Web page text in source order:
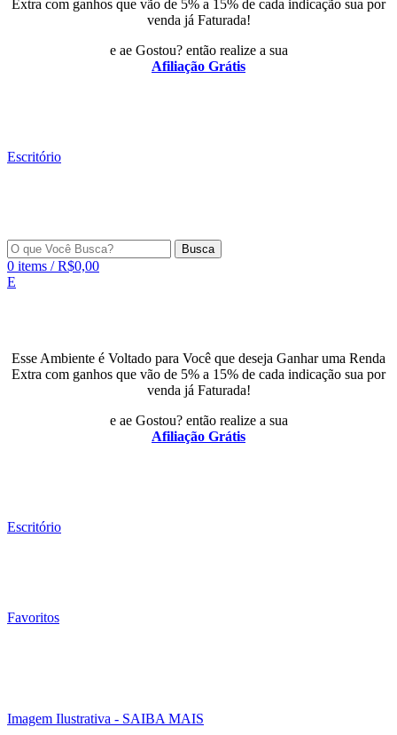
Extra com ganhos que vão de 5% a 15% de cada indicação sua por
venda já Faturada!
e ae Gostou? então realize a sua
Afiliação Grátis
Escritório
Busca
0 items / R$0,00
E
Esse Ambiente é Voltado para Você que deseja Ganhar uma Renda
Extra com ganhos que vão de 5% a 15% de cada indicação sua por
venda já Faturada!
e ae Gostou? então realize a sua
Afiliação Grátis
Escritório
Favoritos
100 Un15X10 CM
Imagem Ilustrativa - SAIBA MAIS